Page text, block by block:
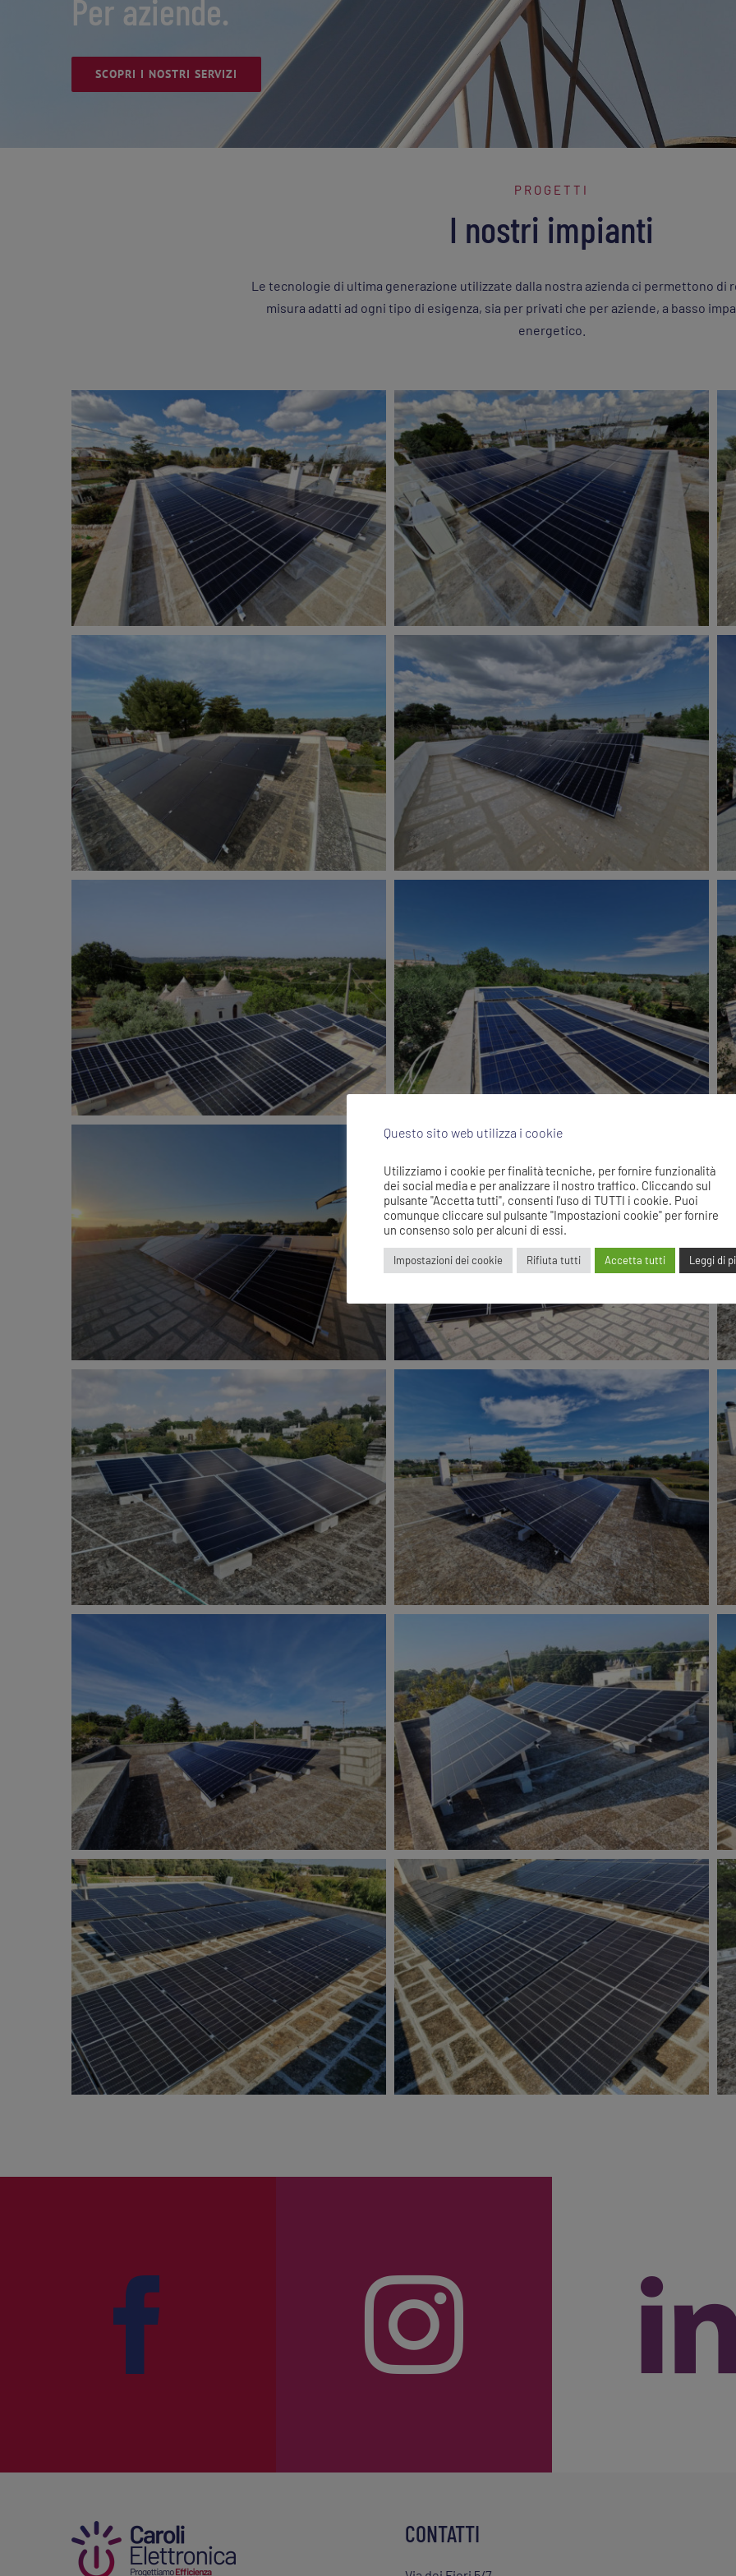
Per aziende.
SCOPRI I NOSTRI SERVIZI
PROGETTI
I nostri impianti
Le tecnologie di ultima generazione utilizzate dalla nostra azienda ci permettono di
misura adatti ad ogni tipo di esigenza, sia per privati che per aziende, a basso
energetico.
CONTATTI
Questo sito web utilizza i cookie
Utilizziamo i cookie per finalità tecniche, per fornire funzionalità
dei social media e per analizzare il nostro traffico. Cliccando sul
pulsante "Accetta tutti", consenti l'uso di TUTTI i cookie. Puoi
comunque cliccare sul pulsante "Impostazioni cookie" per fornire
un consenso solo per alcuni di essi.
Impostazioni dei cookie Rifiuta tutti Accetta tutti Leggi di